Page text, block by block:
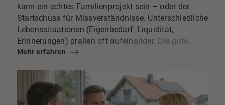
kann ein echtes Familienprojekt sein – oder der
Startschuss für Missverständnisse. Unterschiedliche
Lebenssituationen (Eigenbedarf, Liquidität,
Erinnerungen) prallen oft aufeinander. Die gute
Nachricht: Mit klaren Regeln, transparenter
Vorgehensweise lässt sich derImmobilienverkauf
aus der Erbengemeinschaftin vielen Fällen fair und
zügig organisieren.
Mehr erfahren